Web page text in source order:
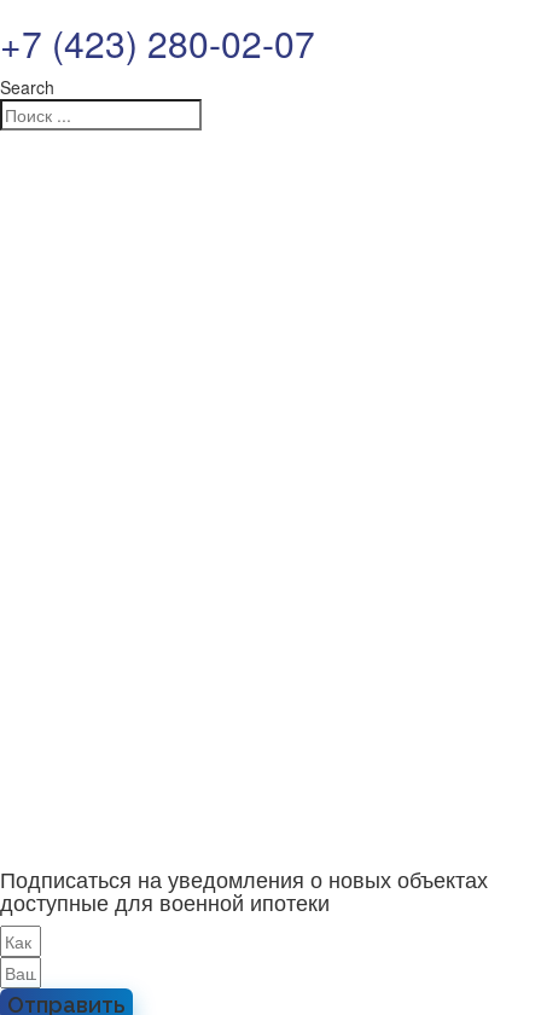
+7 (423) 280-02-07
Search
Подписаться на уведомления о новых объектах
доступные для военной ипотеки
Отправить